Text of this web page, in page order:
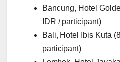
Bandung, Hotel
IDR / participant)
Bali, Hotel Ibis Kuta
participant)